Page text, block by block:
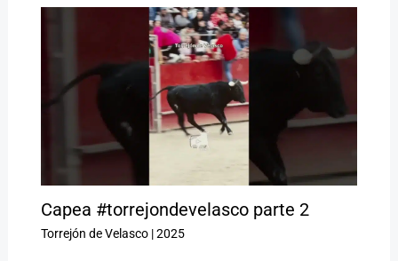
Capea #torrejondevelasco parte 2
Torrejón de Velasco|2025